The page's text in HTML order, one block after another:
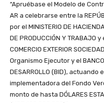
“Apruébase el Modelo de
AR a celebrarse entre la
por el MINISTERIO DE
DE PRODUCCIÓN Y TRABAJO y
COMERCIO EXTERIOR
Organismo Ejecutor y el BANCO
DESARROLLO (BID),
implementadora del Fondo
monto de hasta DÓLARES